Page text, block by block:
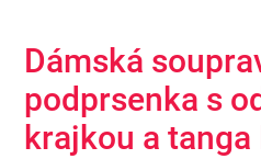
Dámská
podprsenka s
krajkou a tanga